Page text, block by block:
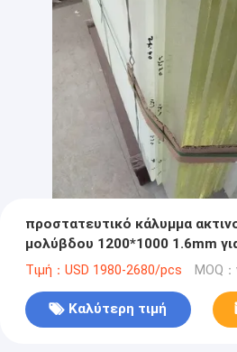
προστατευτικό κάλυμμα
μολύβδου 1200*1000 1.6mm
γραφείων δωματίων ακτίνας X
Τιμή：USD 1980-2680/pcs MOQ
Καλύτερη τιμή